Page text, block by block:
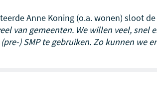
Anne Koning (o.a. wonen) sloot
van gemeenten. We willen veel,
) SMP te gebruiken. Zo kunnen we